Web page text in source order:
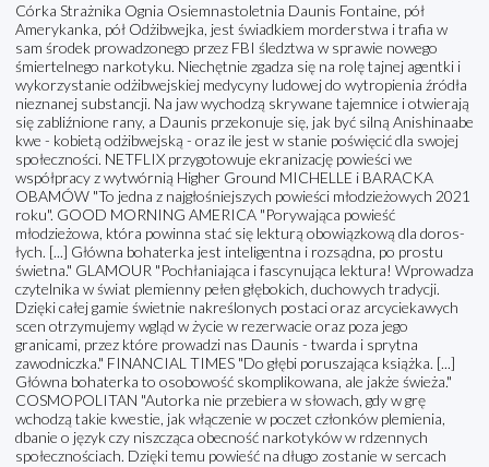
Córka Strażnika Ognia Osiemnastoletnia Daunis Fontaine, pół
Amerykanka, pół Odżibwejka, jest świadkiem morderstwa i trafia w
sam środek prowadzonego przez FBI śledztwa w sprawie nowego
śmiertelnego narkotyku. Niechętnie zgadza się na rolę tajnej agentki i
wykorzystanie odżibwejskiej medycyny ludowej do wytropienia źródła
nieznanej substancji. Na jaw wychodzą skrywane tajemnice i otwierają
się zabliźnione rany, a Daunis przekonuje się, jak być silną Anishinaabe
kwe - kobietą odżibwejską - oraz ile jest w stanie poświęcić dla swojej
społeczności. NETFLIX przygotowuje ekranizację powieści we
współpracy z wytwórnią Higher Ground MICHELLE i BARACKA
OBAMÓW "To jedna z najgłośniejszych powieści młodzieżowych 2021
roku". GOOD MORNING AMERICA "Porywająca powieść
młodzieżowa, która powinna stać się lekturą obowiązkową dla doros-
łych. [...] Główna bohaterka jest inteligentna i rozsądna, po prostu
świetna." GLAMOUR "Pochłaniająca i fascynująca lektura! Wprowadza
czytelnika w świat plemienny pełen głębokich, duchowych tradycji.
Dzięki całej gamie świetnie nakreślonych postaci oraz arcyciekawych
scen otrzymujemy wgląd w życie w rezerwacie oraz poza jego
granicami, przez które prowadzi nas Daunis - twarda i sprytna
zawodniczka." FINANCIAL TIMES "Do głębi poruszająca książka. [...]
Główna bohaterka to osobowość skomplikowana, ale jakże świeża."
COSMOPOLITAN "Autorka nie przebiera w słowach, gdy w grę
wchodzą takie kwestie, jak włączenie w poczet członków plemienia,
dbanie o język czy niszcząca obecność narkotyków w rdzennych
społecznościach. Dzięki temu powieść na długo zostanie w sercach